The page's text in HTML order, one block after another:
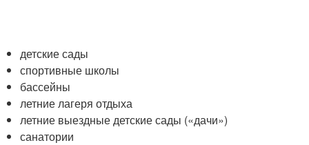
детские сады
спортивные школы
бассейны
летние лагеря отдыха
летние выездные детские сады («дачи»)
санатории